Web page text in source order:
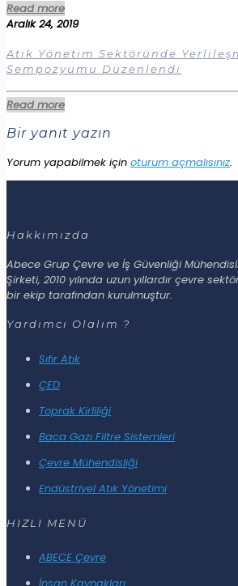
Read more
Aralık 24, 2019
Atık Yönetim Sektöründe
Sempozyumu Düzenlendi
Read more
Bir yanıt yazın
Yorum yapabilmek için oturum açmalısınız.
Hakkımızda
Abece Grup Çevre ve İş Güvenliği
Şirketi, 2010 yılında uzun yıllardır çevre
bir ekip tarafından kurulmuştur.
Yardımcı Olalım ?
Sıfır Atık
ÇED
Toprak Kirliliği
Baca Gazı Filtre Sistemleri
Çevre Mühendisliği
Endüstriyel Atık Yönetimi
HIZLI MENÜ
ABECE Çevre